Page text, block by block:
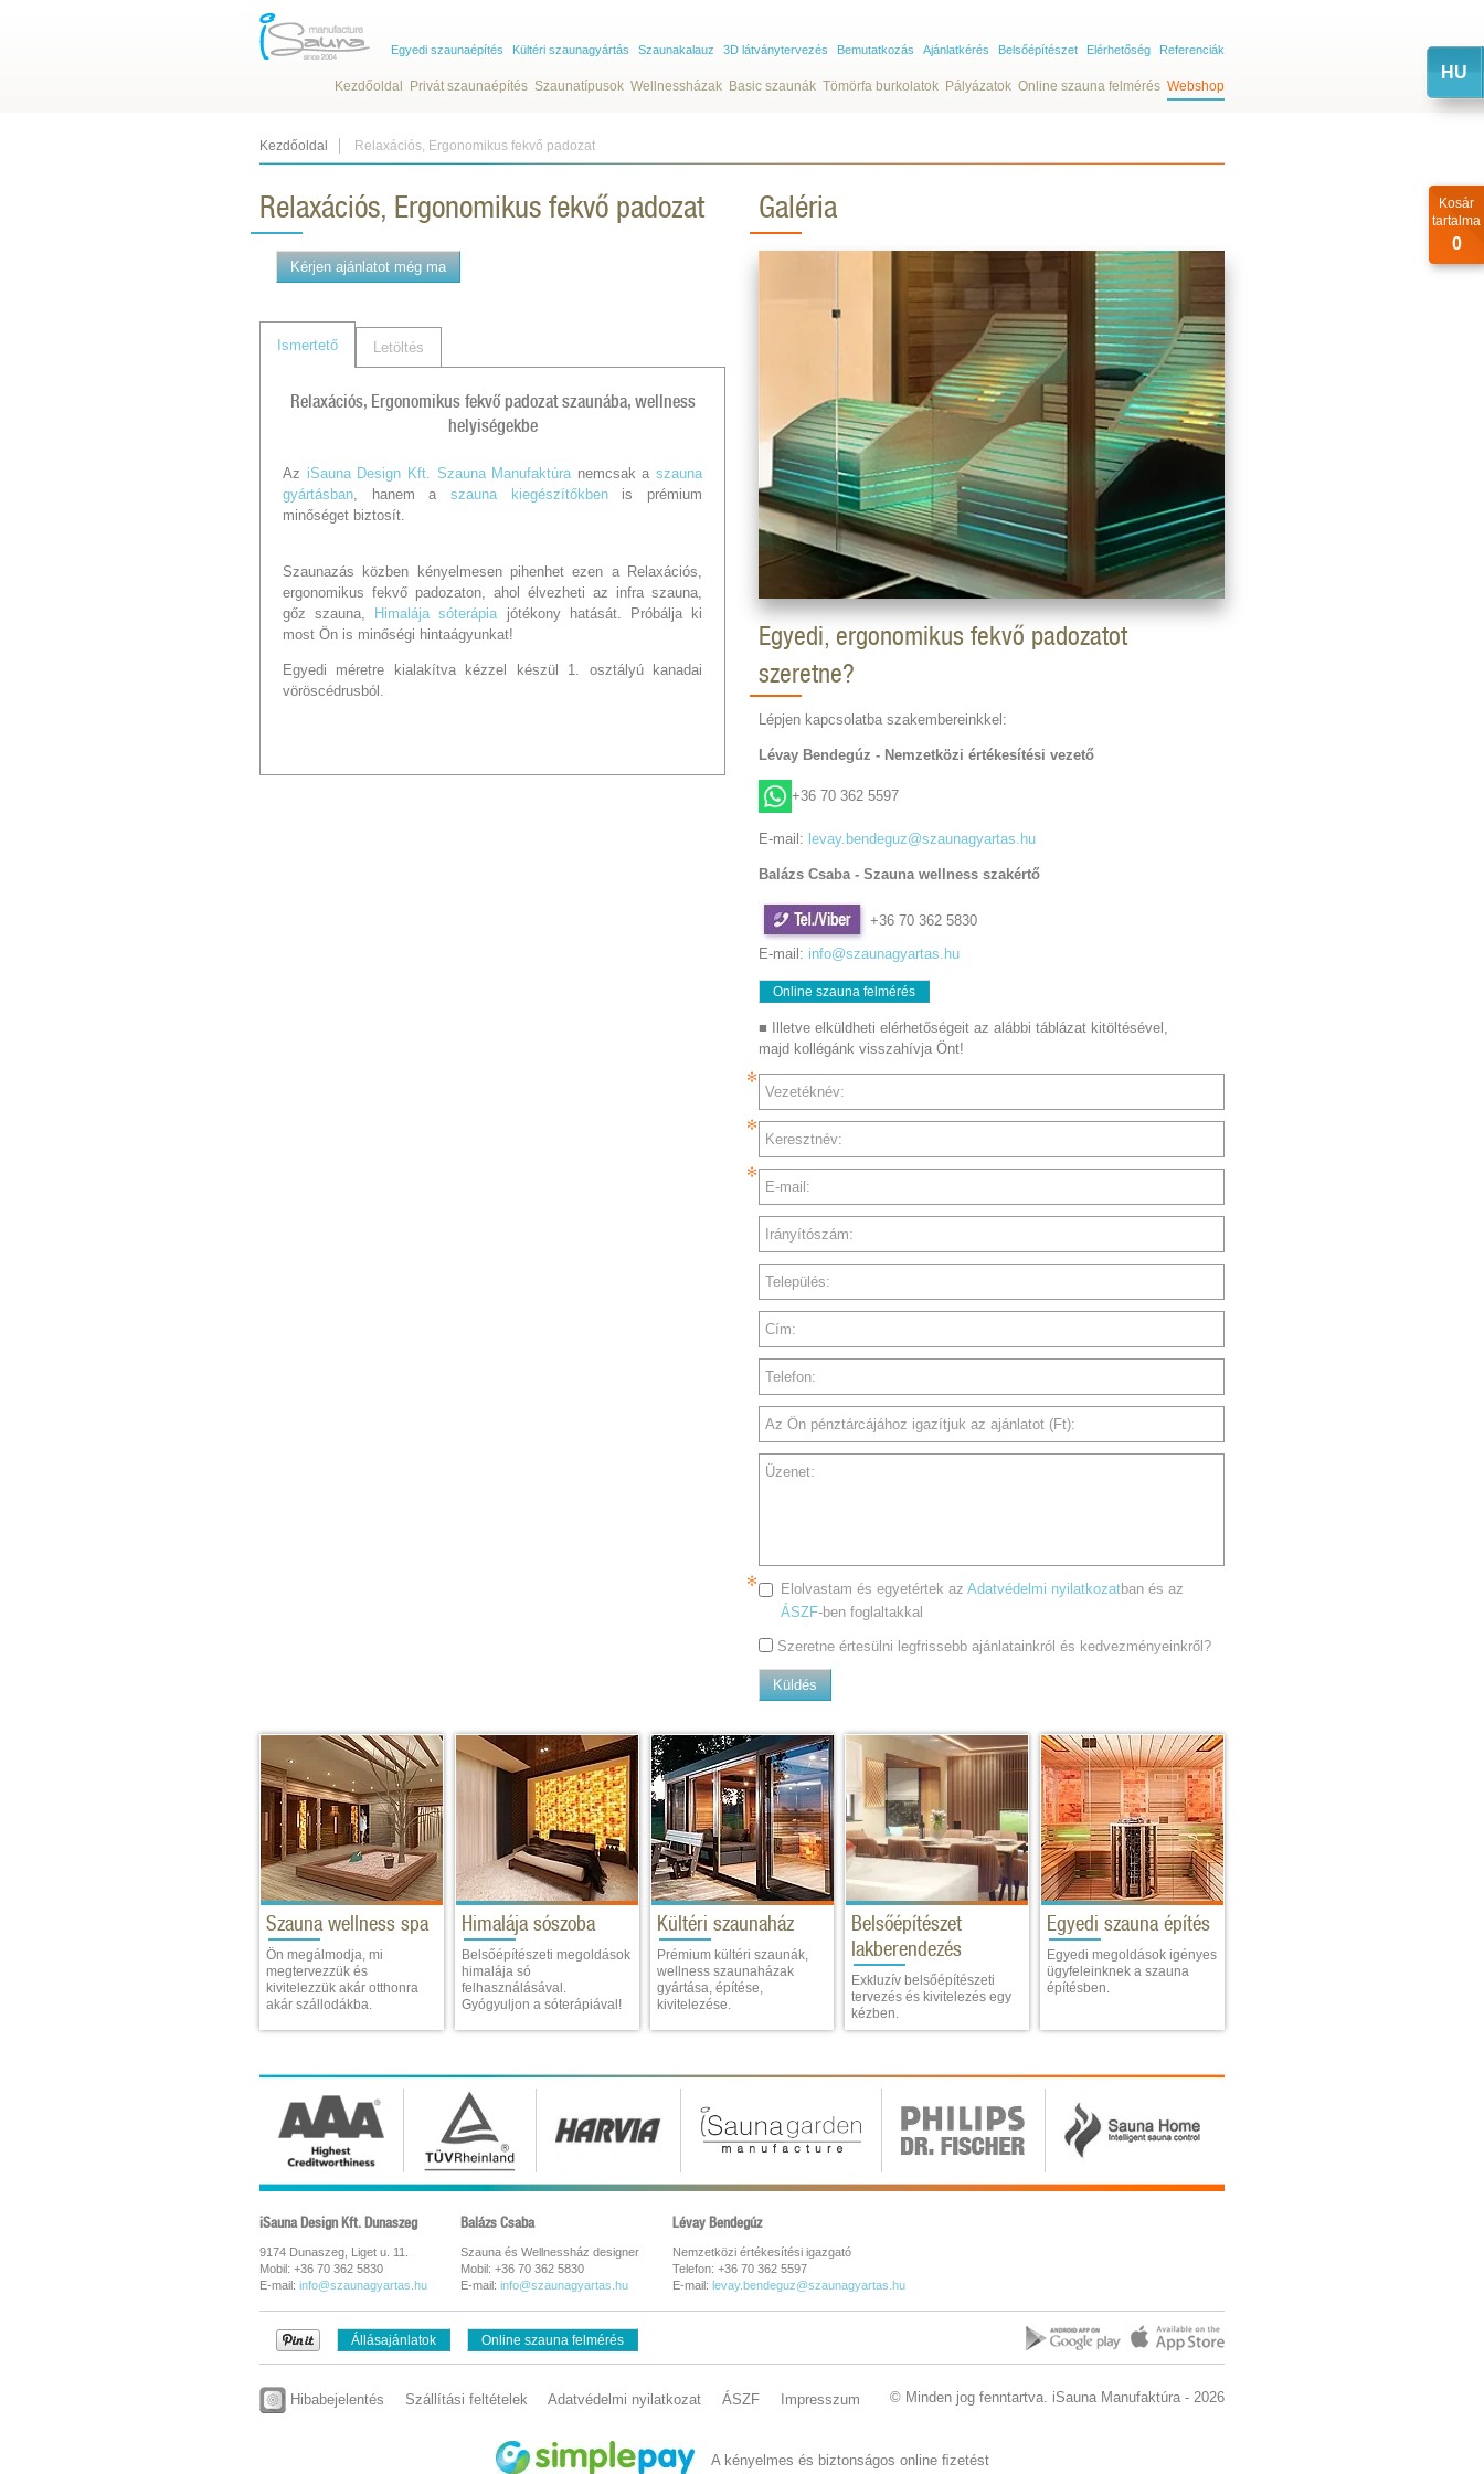
Egyedi szaunaépítés Kültéri szaunagyártás Szaunakalauz 3D látványtervezés Bemutatkozás Ajánlatkérés Belsőépítészet Elérhetőség Referenciák
Kezdőoldal Privát szaunaépítés Szaunatípusok Wellnessházak Basic szaunák Tömörfa burkolatok Pályázatok Online szauna felmérés Webshop
Kezdőoldal Relaxációs, Ergonomikus fekvő padozat
Galéria
Egyedi, ergonomikus fekvő padozatot
szeretne?
Lépjen kapcsolatba szakembereinkkel:
Lévay Bendegúz - Nemzetközi értékesítési vezető
+36 70 362 5597
E-mail: levay.bendeguz@szaunagyartas.hu
Balázs Csaba - Szauna wellness szakértő
+36 70 362 5830
E-mail: info@szaunagyartas.hu
Online szauna felmérés
■ Illetve elküldheti elérhetőségeit az alábbi táblázat kitöltésével,
majd kollégánk visszahívja Önt!
Vezetéknév:
Keresztnév:
E-mail:
Irányítószám:
Település:
Cím:
Telefon:
Az Ön pénztárcájához igazítjuk az ajánlatot (Ft):
Üzenet:
Elolvastam és egyetértek az Adatvédelmi nyilatkozatban és az
ÁSZF-ben foglaltakkal
Szeretne értesülni legfrissebb ajánlatainkról és kedvezményeinkről?
Küldés
Relaxációs, Ergonomikus fekvő padozat
Kérjen ajánlatot még ma
Ismertető Letöltés
Relaxációs, Ergonomikus fekvő padozat szaunába, wellness
helyiségekbe
Az iSauna Design Kft. Szauna Manufaktúra nemcsak a szauna
gyártásban , hanem a szauna kiegészítőkbenis prémium
minőséget biztosít
Szaunazás közben kényelmesen pihenhet ezen a Relaxációs,
ergonomikus fekvő padozaton, ahol élvezheti az infra szauna,
gőz szauna,
Himalája sóterápia jótékony hatását. Próbálja ki
most Ön is minőségi hintaágyunkat!
Egyedi méretre kialakítva kézzel készül 1. osztályú kanadai
vöröscédrusból.
Szauna wellness spa
Ön megálmodja, mi
megtervezzük és
kivitelezzük akár otthonra
akár szállodákba.
Himalája sószoba
Belsőépítészeti megoldások
himalája só
felhasználásával.
Gyógyuljon a sóterápiával!
Kültéri szaunaház
Prémium kültéri szaunák,
wellness szaunaházak
gyártása, építése,
kivitelezése.
Belsőépítészet
lakberendezés
Exkluzív belsőépítészeti
tervezés és kivitelezés egy
kézben.
Egyedi szauna építés
Egyedi megoldások igényes
ügyfeleinknek a szauna
építésben.
iSauna Design Kft. Dunaszeg
9174 Dunaszeg, Liget u. 11.
Mobil: +36 70 362 5830
E-mail: info@szaunagyartas.hu
Balázs Csaba
Szauna és Wellnessház designer
Mobil: +36 70 362 5830
E-mail: info@szaunagyartas.hu
Lévay Bendegúz
Nemzetközi értékesítési igazgató
Telefon: +36 70 362 5597
E-mail: levay.bendeguz@szaunagyartas.hu
Állásajánlatok Online szauna felmérés
Hibabejelentés Szállítási feltételek Adatvédelmi nyilatkozat ÁSZF Impresszum © Minden jog fenntartva. iSauna Manufaktúra - 2026
A kényelmes és biztonságos online ﬁzetést
HU
Kosár
tartalma
0